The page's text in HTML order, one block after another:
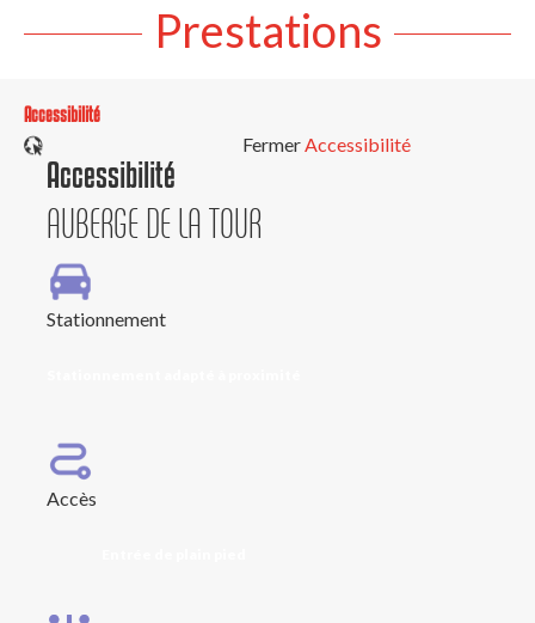
Prestations
Accessibilité
Fermer
Accessibilité
AUBERGE DE LA TOUR
Stationnement
Accès
Accessibilité